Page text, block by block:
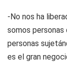
-No nos ha
somos
personas
es el gran